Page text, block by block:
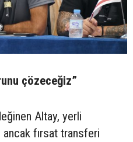
çözeceğiz”
Altay, yerli
ancak fırsat transferi